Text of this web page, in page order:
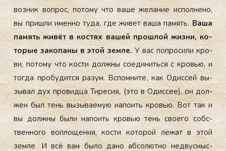
воз­ник воп­рос, по­тому что ва­ше же­лание ис­полне­но,
вы приш­ли имен­но ту­да, где жи­вет ва­ша па­мять.Ва­ша
па­мять жи­вёт в кос­тях ва­шей прош­лой жиз­ни, ко­
торые за­копа­ны в этой зем­ле. У вас поп­ро­сили кро­
ви, по­тому что кос­ти дол­жны со­еди­нить­ся с кровью, и
тог­да про­будит­ся ра­зум. Вспом­ни­те, как Одис­сей вы­
зывал дух про­вид­ца Ти­ресия, (это в Одис­сее), он дол­
жен был тень вы­зыва­емую на­по­ить кровью. Вот так и
вы дол­жны бы­ли на­по­ить кровью тень сво­его собс­
твен­но­го воп­ло­щения, кос­ти ко­торой ле­жат в этой
зем­ле. И всё вам бы­ло да­но аб­со­лют­но нед­вусмыс­